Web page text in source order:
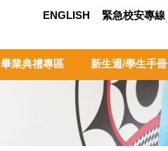
畢業典禮專區 新生週/學生手冊
ENGLISH 緊急校安專線